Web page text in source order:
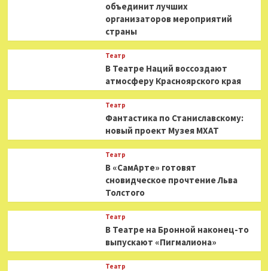
объединит лучших
организаторов мероприятий
страны
Театр
В Театре Наций воссоздают
атмосферу Красноярского края
Театр
Фантастика по Станиславскому:
новый проект Музея МХАТ
Театр
В «СамАрте» готовят
сновидческое прочтение Льва
Толстого
Театр
В Театре на Бронной наконец-то
выпускают «Пигмалиона»
Театр